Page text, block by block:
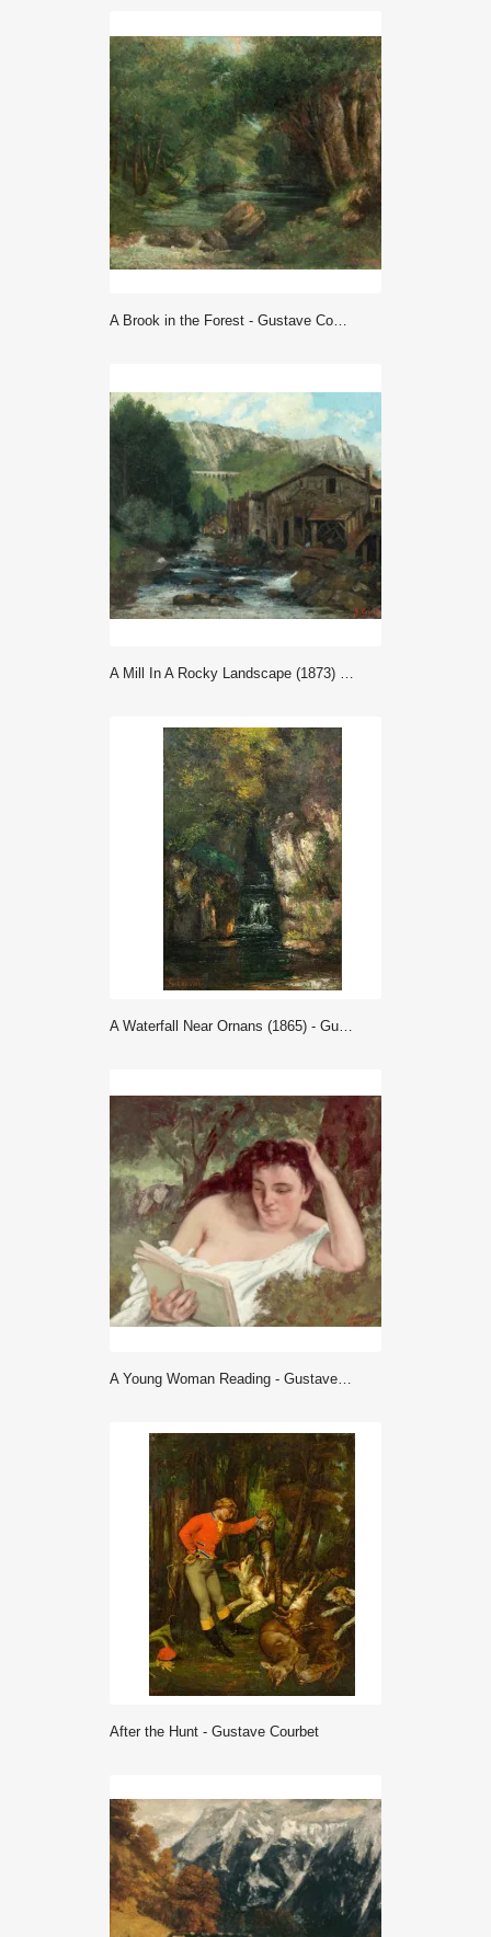
A Brook in the Forest - Gustave Courbet
A Mill In A Rocky Landscape (1873) - Gustave Courbet
A Waterfall Near Ornans (1865) - Gustave Courbet
A Young Woman Reading - Gustave Courbet
After the Hunt - Gustave Courbet